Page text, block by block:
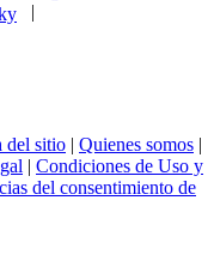
|
del sitio | Quienes somos |
| Condiciones de Uso y
del consentimiento de